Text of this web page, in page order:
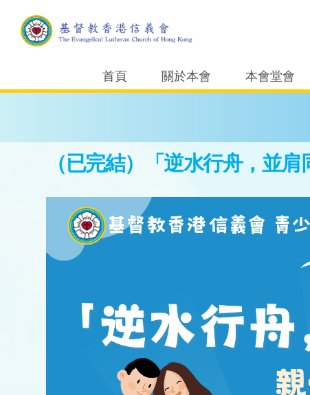
首頁 關於本會 本會堂會
（已完結）「逆水行舟，並